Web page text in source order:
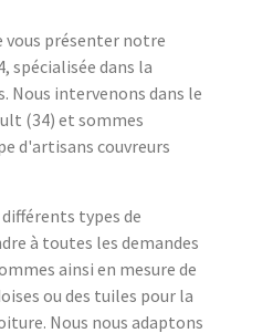
vous présenter notre
spécialisée dans la
Nous intervenons dans le
(34) et sommes
d'artisans couvreurs
types de
à toutes les demandes
ainsi en mesure de
ou des tuiles pour la
Nous nous adaptons